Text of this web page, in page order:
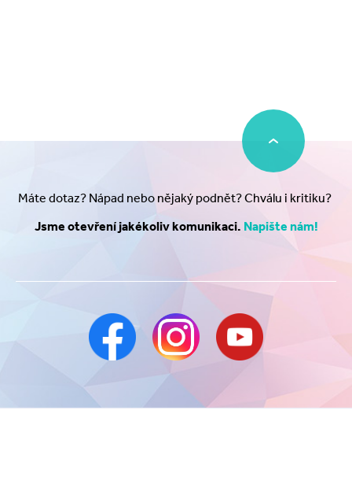
Máte dotaz? Nápad nebo nějaký podnět? Chválu i kritiku?
Jsme otevření jakékoliv komunikaci. Napište nám!